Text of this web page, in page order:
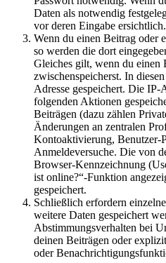
Daten als notwendig
vor deren Eingabe ersichtlich.
Wenn du einen Beitrag oder
so werden die dort
Gleiches gilt, wenn du einen
zwischenspeicherst. In
Adresse gespeichert. Die
folgenden Aktionen
Beiträgen (dazu zählen
Änderungen an zentralen
Kontoaktivierung, Benutzer-
Anmeldeversuche. Die von
Browser-Kennzeichnung
ist online?“-Funktion
gespeichert.
Schließlich erfordern
weitere Daten gespeichert
Abstimmungsverhalten bei
deinen Beiträgen oder
oder